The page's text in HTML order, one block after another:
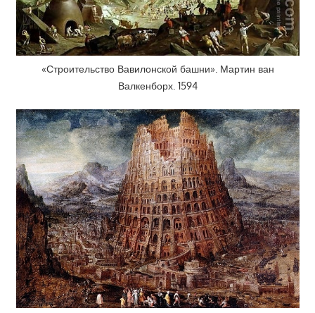
«Строительство Вавилонской башни». Мартин ван
Валкенборх. 1594